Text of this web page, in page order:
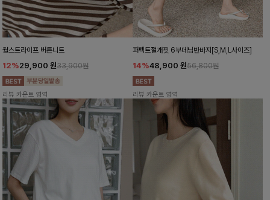
월스트라이프 버튼니트
12%29,900 원33,900원
리뷰 카운트 영역
퍼펙트절개핏 6부데님반바지[S,M,L사이즈]
14%48,900 원56,800원
리뷰 카운트 영역